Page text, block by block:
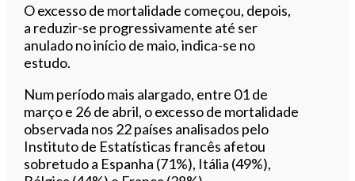
O excesso de mortalidade começou, depois,
a reduzir-se progressivamente até ser
anulado no início de maio, indica-se no
estudo.
Num período mais alargado, entre 01 de
março e 26 de abril, o excesso de mortalidade
observada nos 22 países analisados pelo
Instituto de Estatísticas francês afetou
sobretudo a Espanha (71%), Itália (49%),